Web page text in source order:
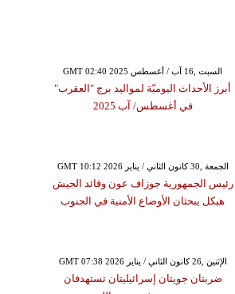
GMT 02:40 2025 السبت ,16 آب / أغسطس
أبرز الأحداث اليوميّة لمواليد برج "العقرب"
في أغسطس/ آب 2025
GMT 10:12 2026 الجمعة ,30 كانون الثاني / يناير
رئيس الجمهورية جوزاف عون وقائد الجيش
هيكل يبحثان الأوضاع الأمنية في الجنوب
GMT 07:38 2026 الإثنين ,26 كانون الثاني / يناير
ضربتان جويتان إسرائيليتان تستهدفان